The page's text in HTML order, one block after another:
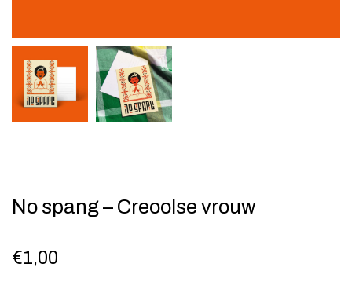
No spang – Creoolse vrouw
€1,00